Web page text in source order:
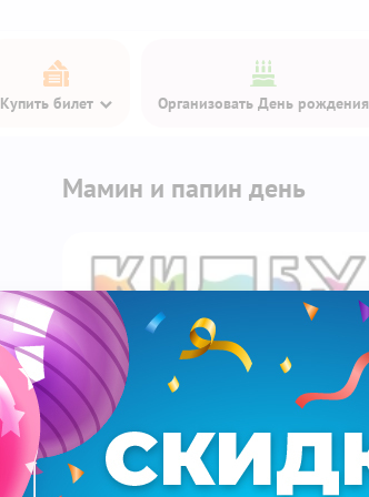
Купить билет Организовать День рождения
Мамин и папин день